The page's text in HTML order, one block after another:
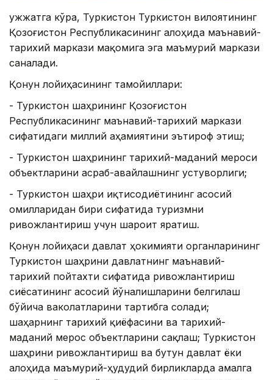
Ҳужжатга кўра, Туркистон Туркистон вилоятининг
Қозоғистон Республикасининг алоҳида маънавий-
тарихий маркази мақомига эга маъмурий маркази
саналади.
Қонун лойиҳасининг тамойиллари:
- Туркистон шаҳрининг Қозоғистон
Республикасининг маънавий-тарихий маркази
сифатидаги миллий аҳамиятини эътироф этиш;
- Туркистон шаҳрининг тарихий-маданий мероси
объектларини асраб-авайлашнинг устуворлиги;
- Туркистон шаҳри иқтисодиётининг асосий
омилларидан бири сифатида туризмни
ривожлантириш учун шароит яратиш.
Қонун лойиҳаси давлат ҳокимияти органларининг
Туркистон шаҳрини давлатнинг маънавий-
тарихий пойтахти сифатида ривожлантириш
сиёсатининг асосий йўналишларини белгилаш
бўйича ваколатларини тартибга солади;
шаҳарнинг тарихий қиёфасини ва тарихий-
маданий мерос объектларини сақлаш; Туркистон
шаҳрини ривожлантириш ва бутун давлат ёки
алоҳида маъмурий-ҳудудий бирликларда амалга